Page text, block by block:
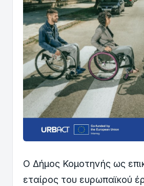
Ο Δήμος Κομοτηνής ως
εταίρος του ευρωπαϊκού